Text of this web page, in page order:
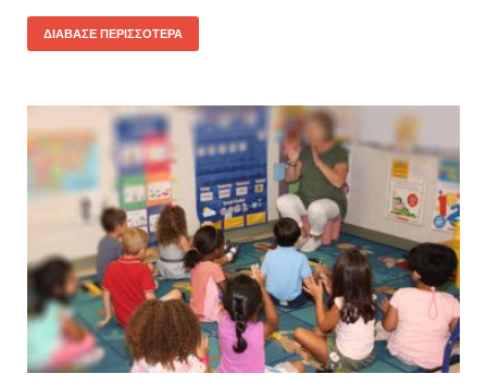
ΔΙΆΒΑΣΕ ΠΕΡΙΣΣΌΤΕΡΑ